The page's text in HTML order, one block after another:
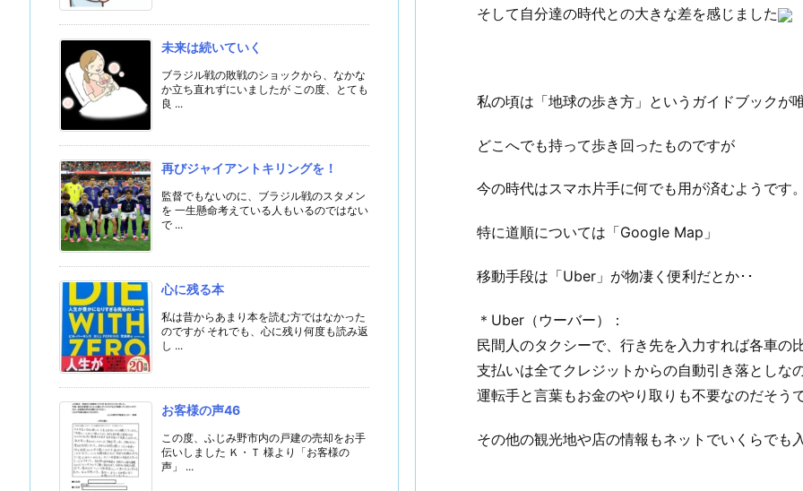
そして自分達の時代との大きな差を感じました
私の頃は「地球の歩き方」というガイドブックが
どこへでも持って歩き回ったものですが
今の時代はスマホ片手に何でも用が済むようです。
特に道順については「Google Map」
移動手段は「Uber」が物凄く便利だとか･･
＊Uber（ウーバー）：
民間人のタクシーで、行き先を入力すれば各車の
支払いは全てクレジットからの自動引き落としな
運転手と言葉もお金のやり取りも不要なのだそう
その他の観光地や店の情報もネットでいくらでも
未来は続いていく
ブラジル戦の敗戦のショックから、なかな
か立ち直れずにいましたが この度、とても
良 ...
再びジャイアントキリングを！
監督でもないのに、ブラジル戦のスタメン
を 一生懸命考えている人もいるのではない
で ...
心に残る本
私は昔からあまり本を読む方ではなかった
のですが それでも、心に残り何度も読み返
し ...
お客様の声46
この度、ふじみ野市内の戸建の売却をお手
伝いしました Ｋ・Ｔ 様より「お客様の
声」 ...